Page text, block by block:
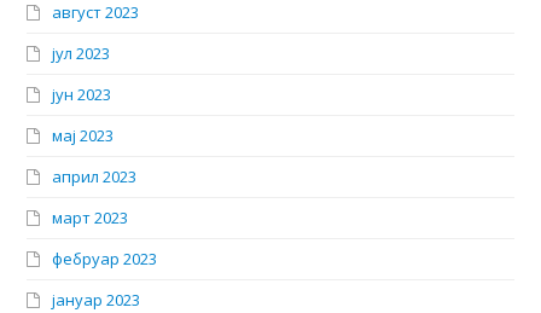
август 2023
јул 2023
јун 2023
мај 2023
април 2023
март 2023
фебруар 2023
јануар 2023